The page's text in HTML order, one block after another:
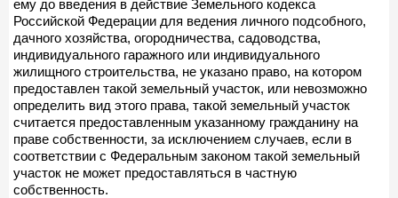
ему до введения в действие Земельного кодекса
Российской Федерации для ведения личного подсобного,
дачного хозяйства, огородничества, садоводства,
индивидуального гаражного или индивидуального
жилищного строительства, не указано право, на котором
предоставлен такой земельный участок, или невозможно
определить вид этого права, такой земельный участок
считается предоставленным указанному гражданину на
праве собственности, за исключением случаев, если в
соответствии с Федеральным законом такой земельный
участок не может предоставляться в частную
собственность.